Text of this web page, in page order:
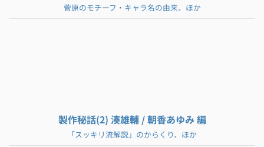
菅原のモチーフ・キャラ名の由来、ほか
製作秘話(2) 湊雄輔 / 朝香あゆみ 編
「スッキリ流解説」のからくり、ほか